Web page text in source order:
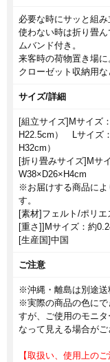
必要な時にサッと組
使わない時は折り畳
ムバンド付き。
来客時の荷物置き場に
クローゼット収納用な
サイズ/詳細
[組立サイズ]Mサイズ
H22.5cm） Lサイズ
H32cm）
[折り畳みサイズ]Mサ
W38×D26×H4cm
※お届けする商品によ
す。
[素材]フェルト/ポリエ
[重さ]]Mサイズ：約
[生産国]中国
ご注意
※沖縄・離島は別途送
※実際の商品の色にで
すが、ご使用のモニ
なって見える場合がご
【取扱い、使用上のご